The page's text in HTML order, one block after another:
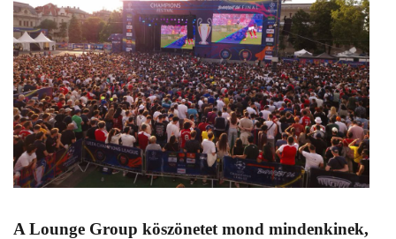
A Lounge Group köszönetet mond mindenkinek,